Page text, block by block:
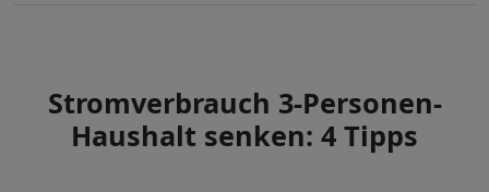
Stromverbrauch 3-Personen-
Haushalt senken: 4 Tipps